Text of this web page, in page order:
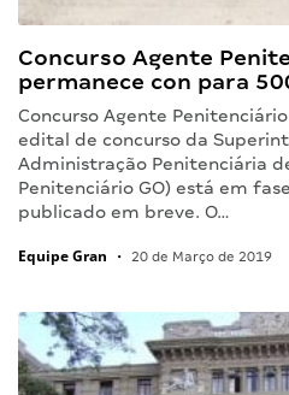
Concurso Agente
permanece con para
Concurso Agente
edital de concurso da
Administração Penitenciária
Penitenciário GO) está em
publicado em breve. O…
Equipe Gran • 20 de Março de 2019